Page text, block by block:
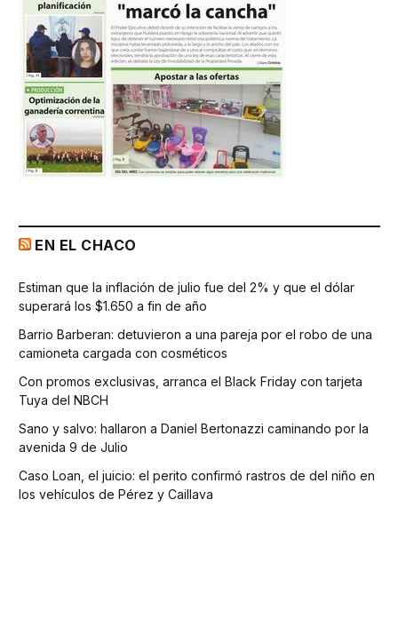
EN EL CHACO
Estiman que la inflación de julio fue del 2% y que el dólar
superará los $1.650 a fin de año
Barrio Barberan: detuvieron a una pareja por el robo de una
camioneta cargada con cosméticos
Con promos exclusivas, arranca el Black Friday con tarjeta
Tuya del NBCH
Sano y salvo: hallaron a Daniel Bertonazzi caminando por la
avenida 9 de Julio
Caso Loan, el juicio: el perito confirmó rastros de del niño en
los vehículos de Pérez y Caillava